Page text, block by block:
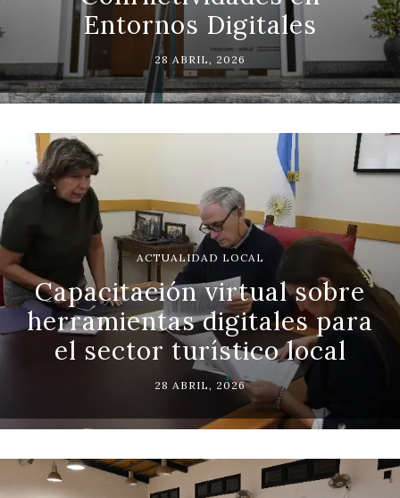
Entornos Digitales
28 ABRIL, 2026
ACTUALIDAD LOCAL
Capacitación virtual sobre
herramientas digitales para
el sector turístico local
28 ABRIL, 2026